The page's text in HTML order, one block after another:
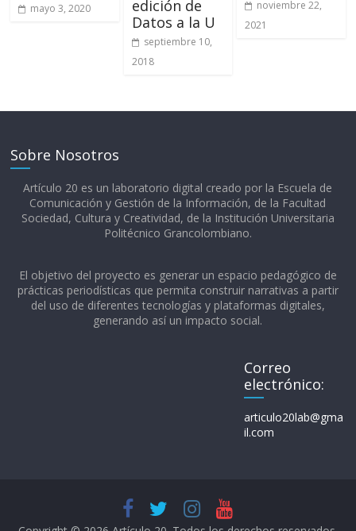
mayo 3, 2020
edición de
Datos a la U
septiembre 10,
2018
noviembre 22,
2021
Sobre Nosotros
Artículo 20 es un laboratorio digital creado por la Escuela de
Comunicación y Gestión de la Información, de la Facultad
Sociedad, Cultura y Creatividad, de la Institución Universitaria
Politécnico Grancolombiano.​
El objetivo del proyecto es generar un espacio pedagógico de
prácticas periodísticas que permita construir narrativas a partir
del uso de diferentes tecnologías y plataformas digitales,
generando así un impacto social.
Correo
electrónico:
articulo20lab@gma
il.com